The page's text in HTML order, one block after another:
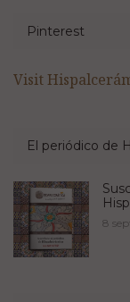
Pinterest
Visit
El periódico de
8